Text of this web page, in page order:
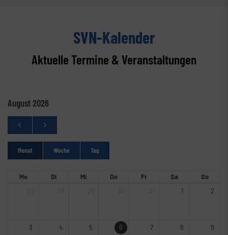
SVN-Kalender
Aktuelle Termine & Veranstaltungen
August 2026
Monat Woche Tag
Mo Di Mi Do Fr Sa
So
1 2
3 4 5 6 7 8 9